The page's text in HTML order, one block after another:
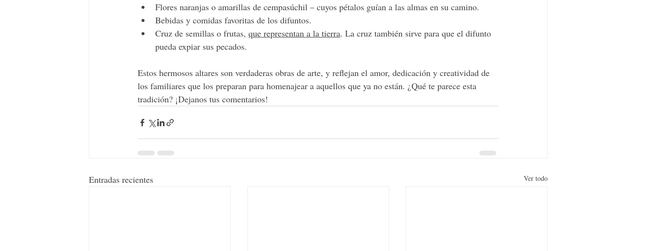
Flores naranjas o amarillas de cempasúchil – cuyos pétalos guían a las almas en su camino.
Bebidas y comidas favoritas de los difuntos.
Cruz de semillas o frutas, que representan a la tierra. La cruz también sirve para que el difunto
pueda expiar sus pecados.
Estos hermosos altares son verdaderas obras de arte, y reflejan el amor, dedicación y creatividad de
los familiares que los preparan para homenajear a aquellos que ya no están. ¿Qué te parece esta
tradición? ¡Dejanos tus comentarios!
Entradas recientes Ver todo